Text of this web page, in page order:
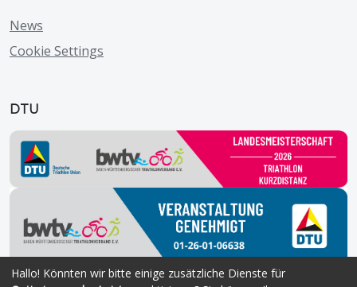
News
Cookie Settings
DTU
Hallo! Könnten wir bitte einige zusätzliche Dienste für